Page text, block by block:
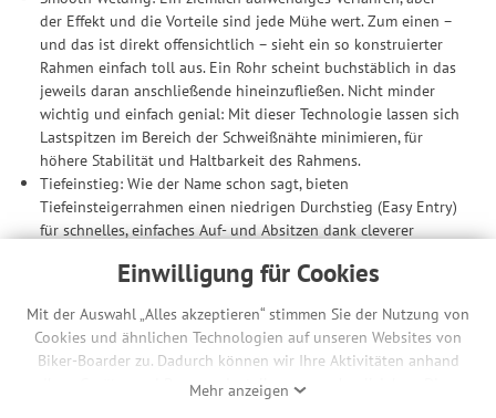
Einwilligung für Cookies
Mit der Auswahl „Alles akzeptieren“ stimmen Sie der Nutzung von
Cookies und ähnlichen Technologien auf unseren Websites von
Biker-Boarder zu. Dadurch können wir Ihre Aktivitäten anhand
Ihrer Geräte- und Browsereinstellungen nachvollziehen. Dies
Mehr anzeigen
der Effekt und die Vorteile sind jede Mühe wert. Zum einen –
und das ist direkt offensichtlich – sieht ein so konstruierter
Rahmen einfach toll aus. Ein Rohr scheint buchstäblich in das
jeweils daran anschließende hineinzufließen. Nicht minder
wichtig und einfach genial: Mit dieser Technologie lassen sich
Lastspitzen im Bereich der Schweißnähte minimieren, für
höhere Stabilität und Haltbarkeit des Rahmens.
Tiefeinstieg: Wie der Name schon sagt, bieten
Tiefeinsteigerrahmen einen niedrigen Durchstieg (Easy Entry)
für schnelles, einfaches Auf- und Absitzen dank cleverer
Fully Integrated Battery: Dank dem Fully Integrated Battery
und zudem sicher im Unterrohr des Rahmens. Ein Cover
schützt ihn dort vor Spritzwasser und Schmutz – und dank
der Abschließfunktion haben Diebe keine Chance. Das
Ergebnis: ein ästhetisch ansprechender E-Bike-Rahmen,